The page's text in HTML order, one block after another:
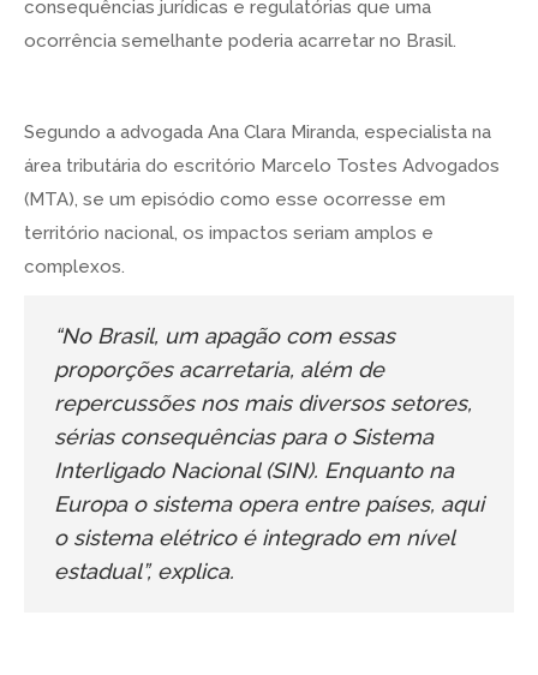
consequências jurídicas e regulatórias que uma
ocorrência semelhante poderia acarretar no Brasil.
Segundo a advogada Ana Clara Miranda, especialista na
área tributária do escritório Marcelo Tostes Advogados
(MTA), se um episódio como esse ocorresse em
território nacional, os impactos seriam amplos e
complexos.
“No Brasil, um apagão com essas
proporções acarretaria, além de
repercussões nos mais diversos setores,
sérias consequências para o Sistema
Interligado Nacional (SIN). Enquanto na
Europa o sistema opera entre países, aqui
o sistema elétrico é integrado em nível
estadual”, explica.